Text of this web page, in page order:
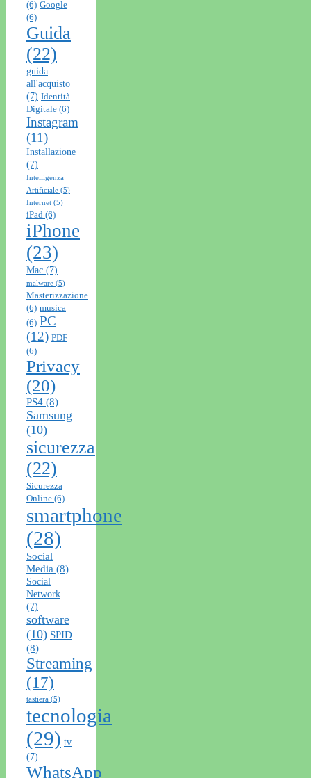
(6) Google
(6)
Guida
(22)
guida
all'acquisto
(7) Identità
Digitale (6)
Instagram
(11)
Installazione
(7)
Intelligenza
Artificiale (5)
Internet (5)
iPad (6)
iPhone
(23)
Mac (7)
malware (5)
Masterizzazione
(6) musica
(6) PC
(12) PDF
(6)
Privacy
(20)
PS4 (8)
Samsung
(10)
sicurezza
(22)
Sicurezza
Online (6)
smartphone
(28)
Social
Media (8)
Social
Network
(7)
software
(10) SPID
(8)
Streaming
(17)
tastiera (5)
tecnologia
(29) tv
(7)
WhatsApp